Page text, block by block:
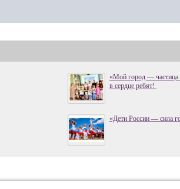
«Мой город — частица
в сердце ребят!
«Дети России — сила